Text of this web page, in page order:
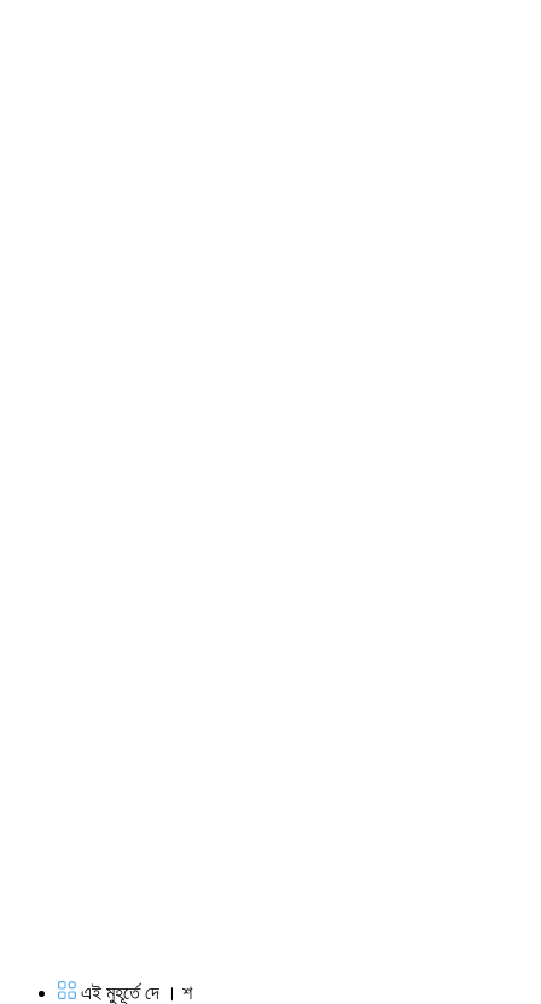
এই মুহূর্তে দে । শ